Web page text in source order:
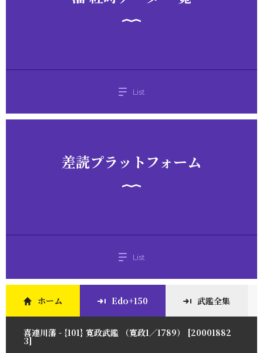
List
差読プラットフォーム
List
ホーム Edo+150 武鑑全集
喜連川藩 - {101} 寛政武鑑 （寛政1／1789） [20001882
3]